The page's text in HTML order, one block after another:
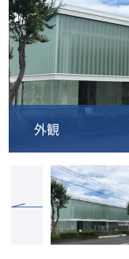
外観